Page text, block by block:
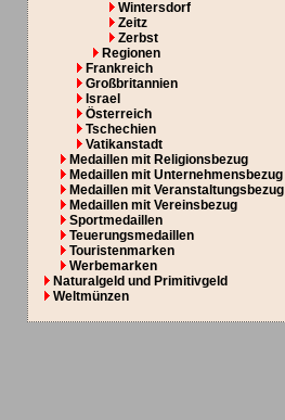
Wintersdorf
Zeitz
Zerbst
Regionen
Frankreich
Großbritannien
Israel
Österreich
Tschechien
Vatikanstadt
Medaillen mit Religionsbezug
Medaillen mit Unternehmensbezug
Medaillen mit Veranstaltungsbezug
Medaillen mit Vereinsbezug
Sportmedaillen
Teuerungsmedaillen
Touristenmarken
Werbemarken
Naturalgeld und Primitivgeld
Weltmünzen